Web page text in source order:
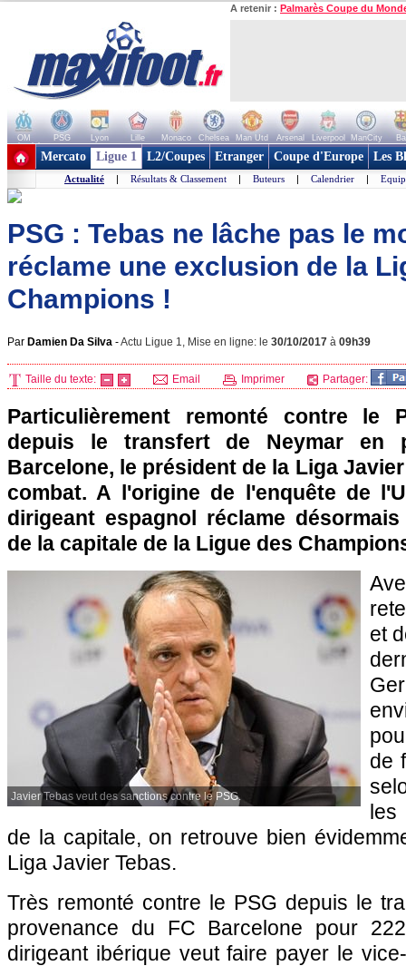
A retenir : Palmarès Coupe du
OM PSG Lyon Lille Monaco Chelsea Man Utd Arsenal Liverpool ManCity
+ de clubs
Mercato Ligue 1 L2/Coupes Etranger Coupe d'Europe Les
Actualité | Résultats & Classement | Buteurs | Calendrier |
PSG : Tebas ne lâche pas le
réclame une exclusion de la
Champions !
Par Damien Da Silva -Actu Ligue 1, Mise en ligne: le 30/10/2017 à 09h39
Taille du texte: Email Imprimer Partager:
Particulièrement remonté contre le
depuis le transfert de Neymar en
Barcelone, le président de la Liga
combat. A l'origine de l'enquête de
dirigeant espagnol réclame
de la capitale de la Ligue des
Javier Tebas veut des sanctions contre le PSG.
et
de
de la capitale, on retrouve bien
Liga Javier Tebas.
Très remonté contre le PSG depuis le
provenance du FC Barcelone pour
dirigeant ibérique veut faire payer le